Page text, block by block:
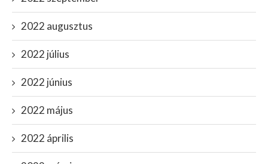
2022 augusztus
2022 július
2022 június
2022 május
2022 április